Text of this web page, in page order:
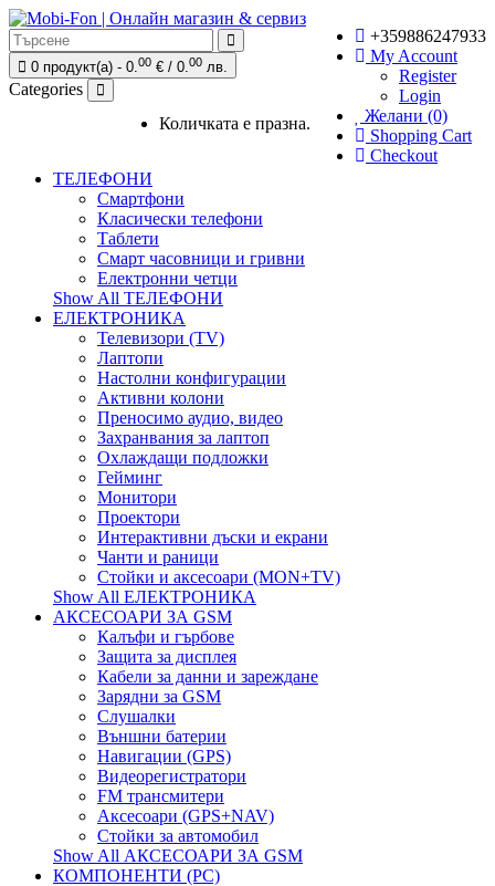
+359886247933
My Account
Register
Login
Желани (0)
Shopping Cart
Checkout
0 продукт(а) - 0.00 € / 0.00 лв.
Количката е празна.
Categories
ТЕЛЕФОНИ
Смартфони
Класически телефони
Таблети
Смарт часовници и гривни
Електронни четци
Show All ТЕЛЕФОНИ
ЕЛЕКТРОНИКА
Телевизори (TV)
Лаптопи
Настолни конфигурации
Активни колони
Преносимо аудио, видео
Захранвания за лаптоп
Охлаждащи подложки
Гейминг
Монитори
Проектори
Интерактивни дъски и екрани
Чанти и раници
Стойки и аксесоари (MON+TV)
Show All ЕЛЕКТРОНИКА
АКСЕСОАРИ ЗА GSM
Калъфи и гърбове
Защита за дисплея
Кабели за данни и зареждане
Зарядни за GSM
Слушалки
Външни батерии
Навигации (GPS)
Видеорегистратори
FM трансмитери
Аксесоари (GPS+NAV)
Стойки за автомобил
Show All АКСЕСОАРИ ЗА GSM
КОМПОНЕНТИ (PC)